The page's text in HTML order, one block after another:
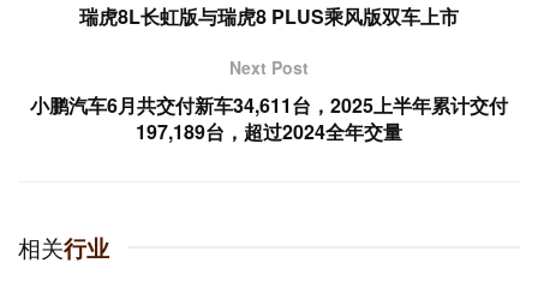
瑞虎8L长虹版与瑞虎8 PLUS乘风版双车上市
Next Post
小鹏汽车6月共交付新车34,611台，2025上半年累计交付
197,189台，超过2024全年交量
相关行业